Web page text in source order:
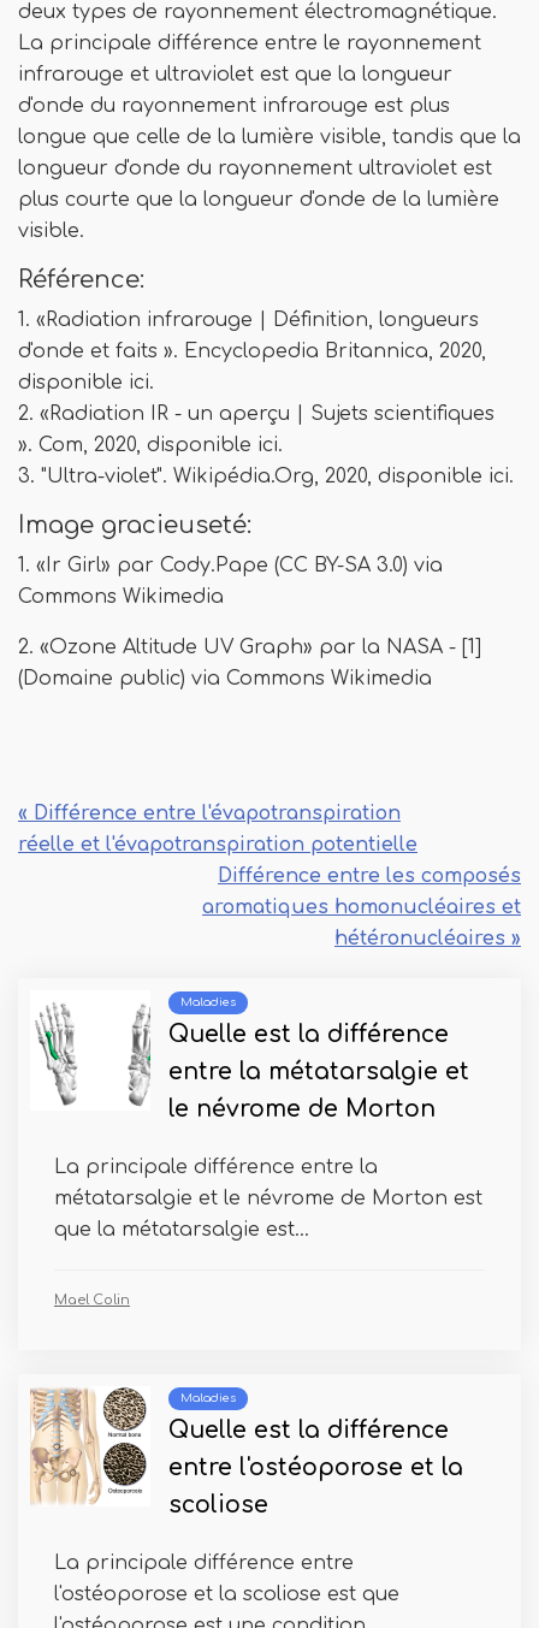
deux types de rayonnement électromagnétique.
La principale différence entre le rayonnement
infrarouge et ultraviolet est que la longueur
d'onde du rayonnement infrarouge est plus
longue que celle de la lumière visible, tandis que la
longueur d'onde du rayonnement ultraviolet est
plus courte que la longueur d'onde de la lumière
visible.
Référence:
1. «Radiation infrarouge | Définition, longueurs
d'onde et faits ». Encyclopedia Britannica, 2020,
disponible ici.
2. «Radiation IR - un aperçu | Sujets scientifiques
». Com, 2020, disponible ici.
3. "Ultra-violet". Wikipédia.Org, 2020, disponible ici.
Image gracieuseté:
1. «Ir Girl» par Cody.Pape (CC BY-SA 3.0) via
Commons Wikimedia
2. «Ozone Altitude UV Graph» par la NASA - [1]
(Domaine public) via Commons Wikimedia
« Différence entre l'évapotranspiration
réelle et l'évapotranspiration potentielle
Différence entre les composés
aromatiques homonucléaires et
hétéronucléaires »
Maladies
Quelle est la différence
entre la métatarsalgie et
le névrome de Morton
La principale différence entre la
métatarsalgie et le névrome de Morton est
que la métatarsalgie est...
Mael Colin
Maladies
Quelle est la différence
entre l'ostéoporose et la
scoliose
La principale différence entre
l'ostéoporose et la scoliose est que